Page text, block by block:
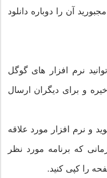
آن را دوباره دانلود
نرم افزار های گوگل
و برای دیگران ارسال
و نرم افزار مورد علاقه
که برنامه مورد نظر
را کپی کنید.